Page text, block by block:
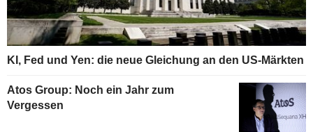
KI, Fed und Yen: die neue Gleichung an den US-Märkten
Atos Group: Noch ein Jahr zum
Vergessen